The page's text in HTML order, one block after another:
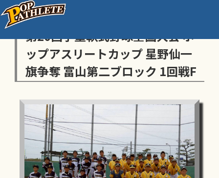
センス・トラストトーナメント
第20回学童軟式野球全国大会 ポ
ップアスリートカップ 星野仙一
旗争奪 富山第二ブロック 1回戦F